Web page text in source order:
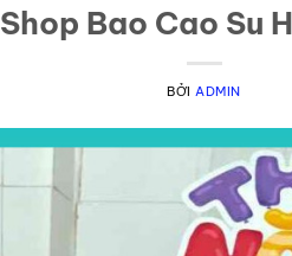
Shop Bao Cao Su
BỞI ADMIN